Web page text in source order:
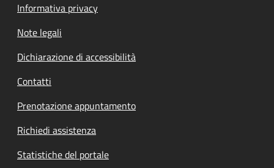
Informativa privacy
Note legali
Dichiarazione di accessibilità
Contatti
Prenotazione appuntamento
Richiedi assistenza
Statistiche del portale